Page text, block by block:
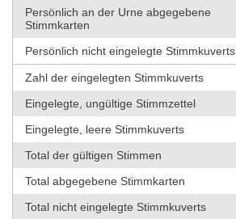
Persönlich an der Urne abgegebene
Stimmkarten
Persönlich nicht eingelegte Stimmkuverts
Zahl der eingelegten Stimmkuverts
Eingelegte, ungültige Stimmzettel
Eingelegte, leere Stimmkuverts
Total der gültigen Stimmen
Total abgegebene Stimmkarten
Total nicht eingelegte Stimmkuverts